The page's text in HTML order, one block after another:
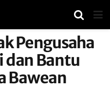
Pengusaha
dan Bantu
Bawean